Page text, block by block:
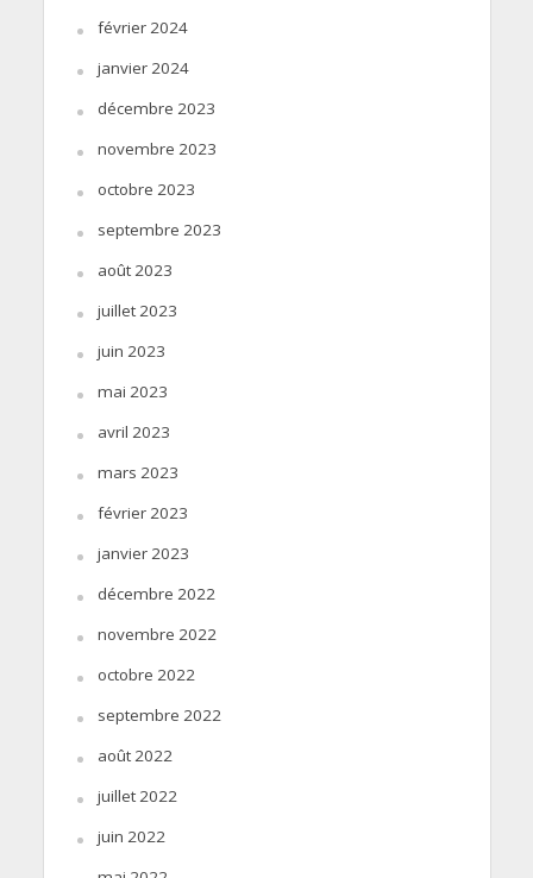
février 2024
janvier 2024
décembre 2023
novembre 2023
octobre 2023
septembre 2023
août 2023
juillet 2023
juin 2023
mai 2023
avril 2023
mars 2023
février 2023
janvier 2023
décembre 2022
novembre 2022
octobre 2022
septembre 2022
août 2022
juillet 2022
juin 2022